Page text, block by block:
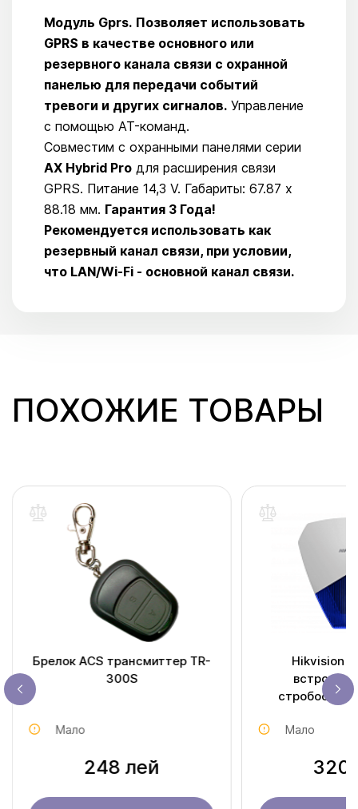
Модуль Gprs. Позволяет использовать
GPRS в качестве основного или
резервного канала связи с охранной
панелью для передачи событий
тревоги и других сигналов. Управление
с помощью AT-команд.
Совместим с охранными панелями серии
AX Hybrid Pro для расширения связи
GPRS. Питание 14,3 V. Габариты: 67.87 х
88.18 мм. Гарантия 3 Года!
Рекомендуется использовать как
резервный канал связи, при условии,
что LAN/Wi-Fi - основной канал связи.
ПОХОЖИЕ ТОВАРЫ
Брелок ACS трансмиттер TR-
300S
Мало
248 лей
Hikvision
Мало
320